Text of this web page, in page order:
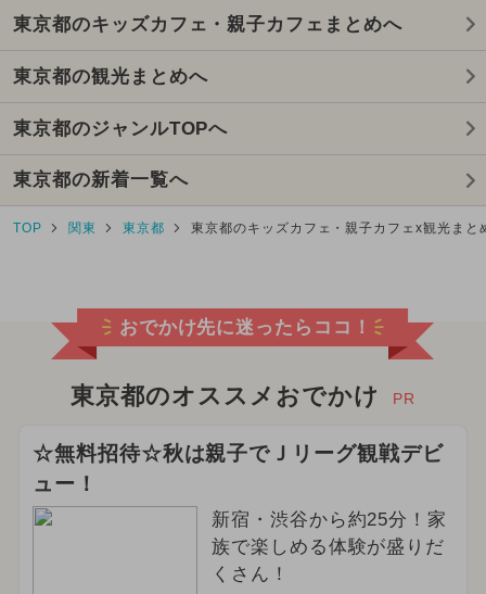
東京都のキッズカフェ・親子カフェまとめへ
東京都の観光まとめへ
東京都のジャンルTOPへ
東京都の新着一覧へ
TOP 関東 東京都 東京都のキッズカフェ・親子カフェx観光まと
おでかけ先に迷ったらココ！
東京都のオススメおでかけ PR
☆無料招待☆秋は親子でＪリーグ観戦デビ
ュー！
新宿・渋谷から約25分！家
族で楽しめる体験が盛りだ
くさん！